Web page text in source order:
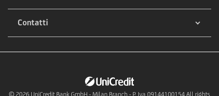
Contatti
© 2026 UniCredit Bank GmbH - Milan Branch - P. Iva 09144100154 All rights